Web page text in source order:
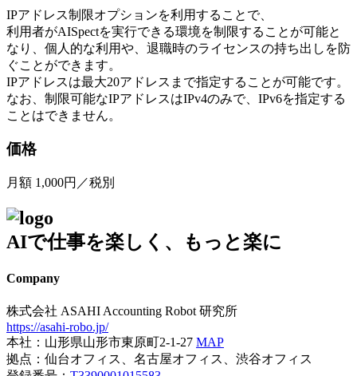
IPアドレス制限オプションを利用することで、
利用者がAISpectを実行できる環境を制限することが可能と
なり、個人的な利用や、退職時のライセンスの持ち出しを防
ぐことができます。
IPアドレスは最大20アドレスまで指定することが可能です。
なお、制限可能なIPアドレスはIPv4のみで、IPv6を指定する
ことはできません。
価格
月額 1,000円／税別
AIで仕事を楽しく、もっと楽に
Company
株式会社 ASAHI Accounting Robot 研究所
https://asahi-robo.jp/
本社：山形県山形市東原町2-1-27 MAP
拠点：仙台オフィス、名古屋オフィス、渋谷オフィス